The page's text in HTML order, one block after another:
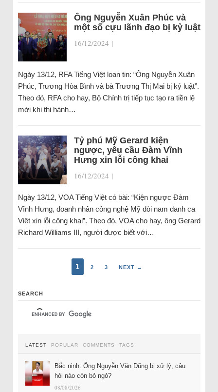
Ông Nguyễn Xuân Phúc và
một số cựu lãnh đạo bị kỷ luật
16/12/2024 |
Ngày 13/12, RFA Tiếng Việt loan tin: “Ông Nguyễn Xuân
Phúc, Trương Hòa Bình và bà Trương Thị Mai bị kỷ luật”.
Theo đó, RFA cho hay, Bộ Chính trị tiếp tục tạo ra tiền lệ
mới khi thi hành…
Tỷ phú Mỹ Gerard kiện
ngược, yêu cầu Đàm Vĩnh
Hưng xin lỗi công khai
16/12/2024 |
Ngày 13/12, VOA Tiếng Việt có bài: “Kiện ngược Đàm
Vĩnh Hưng, doanh nhân công nghệ Mỹ đòi nam danh ca
Việt xin lỗi công khai”. Theo đó, VOA cho hay, ông Gerard
Richard Williams III, người được biết với…
1 2 3 NEXT →
SEARCH
LATEST POPULAR COMMENTS TAGS
Bắc ninh: Ông Nguyễn Văn Dũng bị xử lý, câu
hỏi nào còn bỏ ngỏ?
08/08/2026